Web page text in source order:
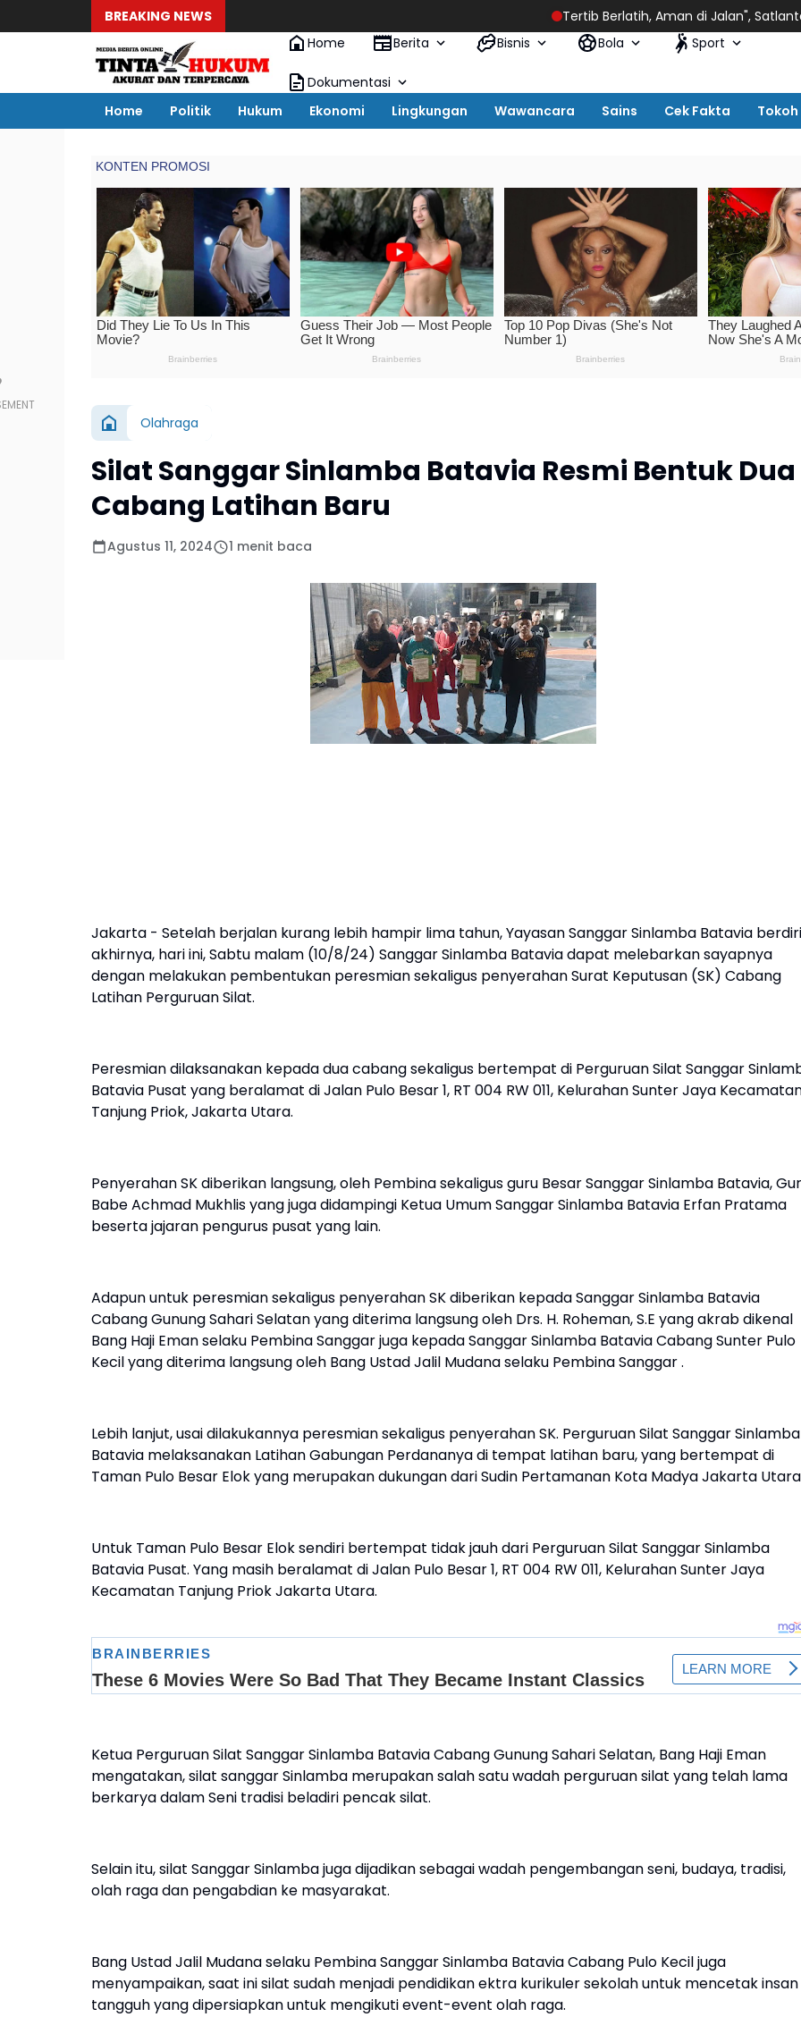
BREAKING NEWS
Tertib Berlatih, Aman di Jalan", Satlantas Polres
Home
Berita Bisnis Bola Sport
Dokumentasi
Home
Politik Hukum Ekonomi Lingkungan Wawancara Sains Cek Fakta Tokoh
Olahraga
Silat Sanggar Sinlamba Batavia Resmi Bentuk Dua
Cabang Latihan Baru
Agustus 11, 2024 1 menit baca
Jakarta - Setelah berjalan kurang lebih hampir lima tahun, Yayasan Sanggar Sinlamba Batavia
akhirnya, hari ini, Sabtu malam (10/8/24) Sanggar Sinlamba Batavia dapat melebarkan sayapnya
dengan melakukan pembentukan peresmian sekaligus penyerahan Surat Keputusan (SK) Cabang
Latihan Perguruan Silat.
Peresmian dilaksanakan kepada dua cabang sekaligus bertempat di Perguruan Silat Sanggar
Batavia Pusat yang beralamat di Jalan Pulo Besar 1, RT 004 RW 011, Kelurahan Sunter Jaya
Tanjung Priok, Jakarta Utara.
Penyerahan SK diberikan langsung, oleh Pembina sekaligus guru Besar Sanggar Sinlamba Batavia,
Babe Achmad Mukhlis yang juga didampingi Ketua Umum Sanggar Sinlamba Batavia Erfan Pratama
beserta jajaran pengurus pusat yang lain.
Adapun untuk peresmian sekaligus penyerahan SK diberikan kepada Sanggar Sinlamba Batavia
Cabang Gunung Sahari Selatan yang diterima langsung oleh Drs. H. Roheman, S.E yang akrab dikenal
Bang Haji Eman selaku Pembina Sanggar juga kepada Sanggar Sinlamba Batavia Cabang Sunter Pulo
Kecil yang diterima langsung oleh Bang Ustad Jalil Mudana selaku Pembina Sanggar .
Lebih lanjut, usai dilakukannya peresmian sekaligus penyerahan SK. Perguruan Silat Sanggar Sinlamba
Batavia melaksanakan Latihan Gabungan Perdananya di tempat latihan baru, yang bertempat di
Taman Pulo Besar Elok yang merupakan dukungan dari Sudin Pertamanan Kota Madya Jakarta
Untuk Taman Pulo Besar Elok sendiri bertempat tidak jauh dari Perguruan Silat Sanggar Sinlamba
Batavia Pusat. Yang masih beralamat di Jalan Pulo Besar 1, RT 004 RW 011, Kelurahan Sunter Jaya
Kecamatan Tanjung Priok Jakarta Utara.
Ketua Perguruan Silat Sanggar Sinlamba Batavia Cabang Gunung Sahari Selatan, Bang Haji Eman
mengatakan, silat sanggar Sinlamba merupakan salah satu wadah perguruan silat yang telah lama
berkarya dalam Seni tradisi beladiri pencak silat.
Selain itu, silat Sanggar Sinlamba juga dijadikan sebagai wadah pengembangan seni, budaya, tradisi,
olah raga dan pengabdian ke masyarakat.
Bang Ustad Jalil Mudana selaku Pembina Sanggar Sinlamba Batavia Cabang Pulo Kecil juga
menyampaikan, saat ini silat sudah menjadi pendidikan ektra kurikuler sekolah untuk mencetak insan
tangguh yang dipersiapkan untuk mengikuti event-event olah raga.